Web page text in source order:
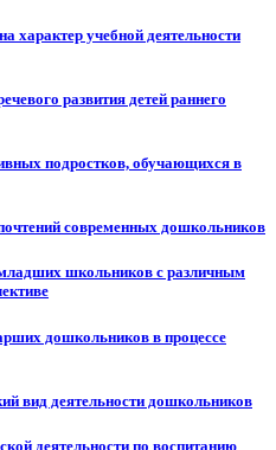
характер учебной деятельности
развития детей раннего
подростков, обучающихся в
современных дошкольников
младших школьников с различным
дошкольников в процессе
вид деятельности дошкольников
деятельности по воспитанию